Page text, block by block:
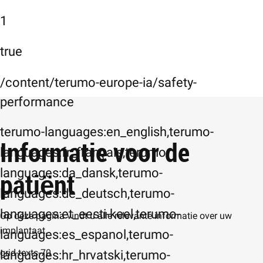
1
true
/content/terumo-europe-ia/safety-
performance
terumo-languages:en_english,terumo-
languages:fr_français,terumo-
languages:da_dansk,terumo-
languages:de_deutsch,terumo-
languages:et_eesti-keel,terumo-
languages:es_espanol,terumo-
languages:hr_hrvatski,terumo-
Informatie voor de
patiënt
Op deze pagina vindt u alle relevante informatie over uw
implantaat.
grid-texts-70